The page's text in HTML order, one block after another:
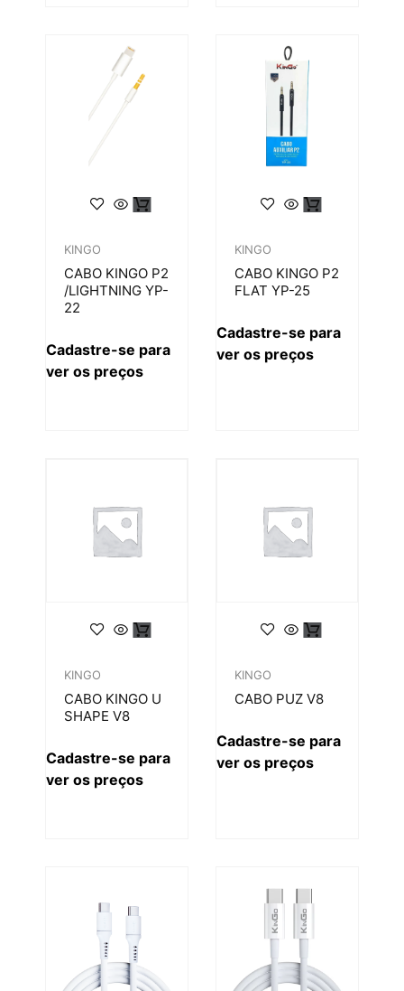
KINGO
CABO KINGO P2
/LIGHTNING YP-
22
Cadastre-se para
ver os preços
KINGO
CABO KINGO P2
FLAT YP-25
Cadastre-se para
ver os preços
KINGO
CABO KINGO U
SHAPE V8
Cadastre-se para
ver os preços
KINGO
CABO PUZ V8
Cadastre-se para
ver os preços